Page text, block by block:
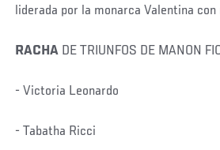
liderada por la monarca Valentina
RACHA DE TRIUNFOS DE MANON
- Victoria Leonardo
- Tabatha Ricci